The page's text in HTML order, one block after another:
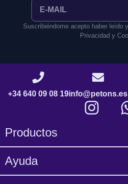
Suscribiéndome acepto haber leído
Privacidad y
+34 640 09 08 19info@petons.es
Productos
Ayuda